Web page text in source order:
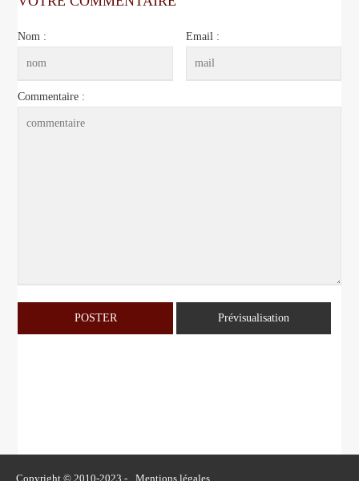
Nom : Email :
Commentaire :
Copyright © 2010-2023 - Mentions légales